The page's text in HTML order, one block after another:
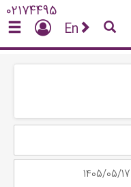
02174495
En